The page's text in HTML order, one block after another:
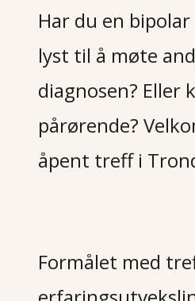
Har du en
lyst til å møte
diagnosen? Eller
pårørende?
åpent treff i
Formålet med